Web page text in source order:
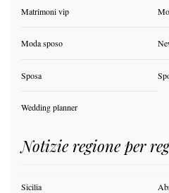
Matrimoni vip
Moda sposo
Sposa
Wedding planner
Notizie regione per
Sicilia